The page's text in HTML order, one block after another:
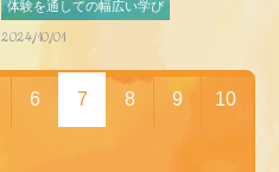
体験を通しての幅広い学び
2024/10/01
6 7 8 9 10